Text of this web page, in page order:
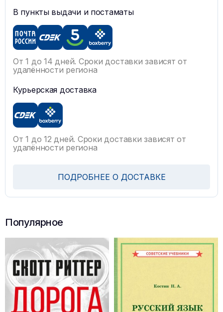
В пункты выдачи и постаматы
От 1 до 14 дней. Сроки доставки зависят от
удалённости региона
Курьерская доставка
От 1 до 12 дней. Сроки доставки зависят от
удалённости региона
ПОДРОБНЕЕ О ДОСТАВКЕ
Популярное